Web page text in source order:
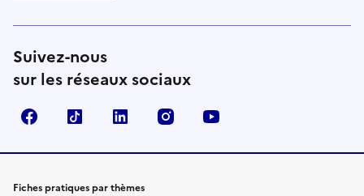
Suivez-nous
sur les réseaux sociaux
FacebookTikTok LinkedIn Instagram
Fiches pratiques par thèmes